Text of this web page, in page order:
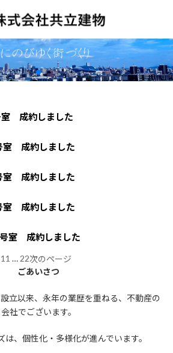
成約しました
成約しました
成約しました
成約しました
室 成約しました
11 … 22次のページ
ごあいさつ
立以来、永年の業歴を重ねる、不動産の
会社でございます。
は、個性化・多様化が進んでいます。